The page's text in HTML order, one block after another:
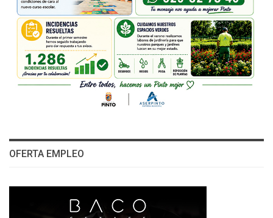
OFERTA EMPLEO